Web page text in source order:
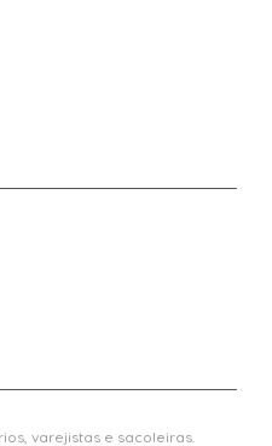
varejistas e sacoleiras.